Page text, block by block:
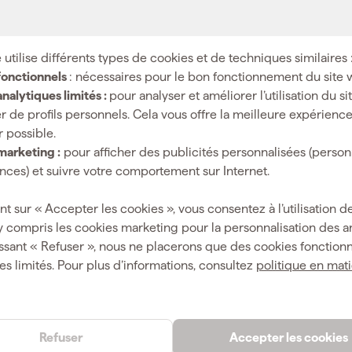
utilise différents types de cookies et de techniques similaires :
: nécessaires pour le bon fonctionnement du site
limités : pour analyser et améliorer l’utilisation du
de profils personnels. Cela vous offre la meilleure expérience
possible.
: pour afficher des publicités personnalisées
et suivre votre comportement sur Internet.
sur « Accepter les cookies », vous consentez à l’utilisation
compris les cookies marketing pour la personnalisation des
« Refuser », nous ne placerons que des cookies
limités. Pour plus d’informations, consultez politique en
Accepter les cookies
Refuser
de Schuil
d'innovation et de qualité dans le secteur de l'outillage.
les amateurs de bricolage. Acteur reconnu pour sa
des projets avec précision et efficacité. En choisissant
et innovation
indéfectible envers la durabilité et l'innovation. Chaque outil
haute qualité et les dernières avancées technologiques.
désireux de compléter sa collection, Schuil vous
de Schuil
sélection d'outils conçus pour simplifier vos travaux. Parmi